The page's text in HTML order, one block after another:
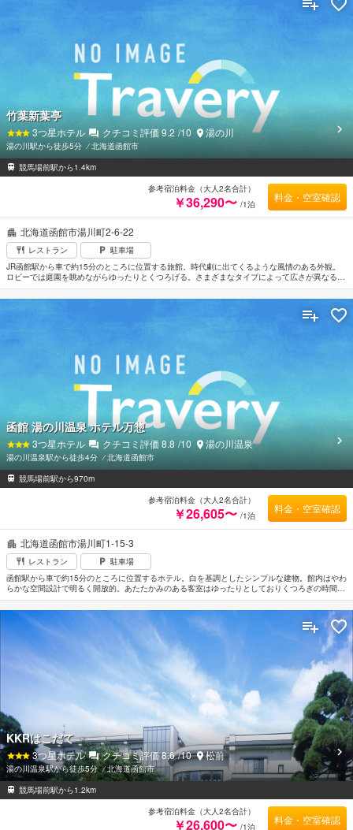
北海道函館市湯川町2-6-22
レストラン
駐車場
JR函館駅から車で約15分のところに位置する旅館。時代劇に出てくるような風情のある外観。
ロビーでは庭園を眺めながらゆったりとくつろげる。さまざまなタイプによって広さが異なる客
室はいずれも和風の上品なインテリアでコーディネートされた温かみのある空間。専用露天風呂
付のところもある。天然鉱石「ブラックシリカ」を敷き詰めた風呂で旅の疲れを癒すのもよい。
竹葉新葉亭
3つ星ホテル クチコミ評価 9.2 /10 湯の川
湯の川駅から徒歩5分 ⁄北海道函館市
競馬場前駅から1.4km
参考宿泊料金（大人2名合計）
￥36,290〜 /1泊
料金・空室確認
北海道函館市湯川町1-15-3
レストラン
駐車場
函館駅から車で約15分のところに位置するホテル。白を基調としたシンプルな建物。館内はやわ
らかな空間設計で明るく開放的。あたたかみのある客室はゆったりとしておりくつろぎの時間を
過ごすことができる。源泉掛流しの温泉で日頃の疲れを癒すのもよい。赤レンガ倉庫群まで車で
約20分。世界三大夜景の一つ函館山の夜景スポットへは車で約30分。函館空港から車で約10
函館 湯の川温泉 ホテル万惣
3つ星ホテル クチコミ評価 8.8 /10 湯の川温泉
湯の川温泉駅から徒歩4分 ⁄北海道函館市
競馬場前駅から970m
参考宿泊料金（大人2名合計）
￥26,605〜 /1泊
料金・空室確認
KKRはこだて
3つ星ホテル クチコミ評価8.6 /10 松前
湯の川温泉駅から徒歩5分 ⁄北海道函館市
競馬場前駅から1.2km
参考宿泊料金（大人2名合計）
￥26,600〜 /1泊
料金・空室確認